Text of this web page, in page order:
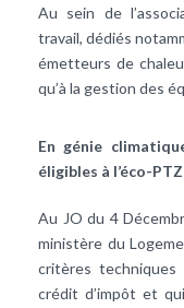
Au sein de
travail, dédiés
émetteurs de
qu’à la gestion des
En génie
éligibles à l’éco-PTZ
Au JO du 4
ministère du
critères techniques
crédit d’impôt et